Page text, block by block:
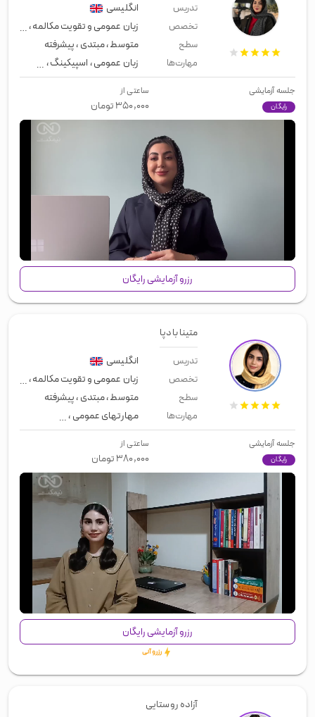
تدریس انگلیسی
تخصص زبان عمومی و تقویت مکالمه،
سطح متوسط،مبتدی،پیشرفته
مهارت‌ها زبان عمومی،اسپیکینگ،
جلسه آزمایشی
رایگان
ساعتی از
۳۵۰,۰۰۰تومان
00:00 02:02
رزرو آزمایشی رایگان
متینا بادپا
تدریس انگلیسی
تخصص زبان عمومی و تقویت مکالمه،
سطح متوسط،مبتدی،پیشرفته
مهارت‌ها مهارتهای عمومی،
جلسه آزمایشی
رایگان
ساعتی از
۳۸۰,۰۰۰تومان
00:00 / 01:14
رزرو آزمایشی رایگان
رزرو آنی
آزاده روستایی